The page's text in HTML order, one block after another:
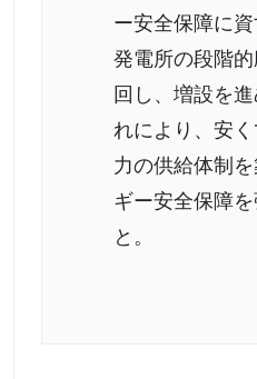
ー安全保障に
発電所の段階
回し、増設を
れにより、安
力の供給体制
ギー安全保障を
と。